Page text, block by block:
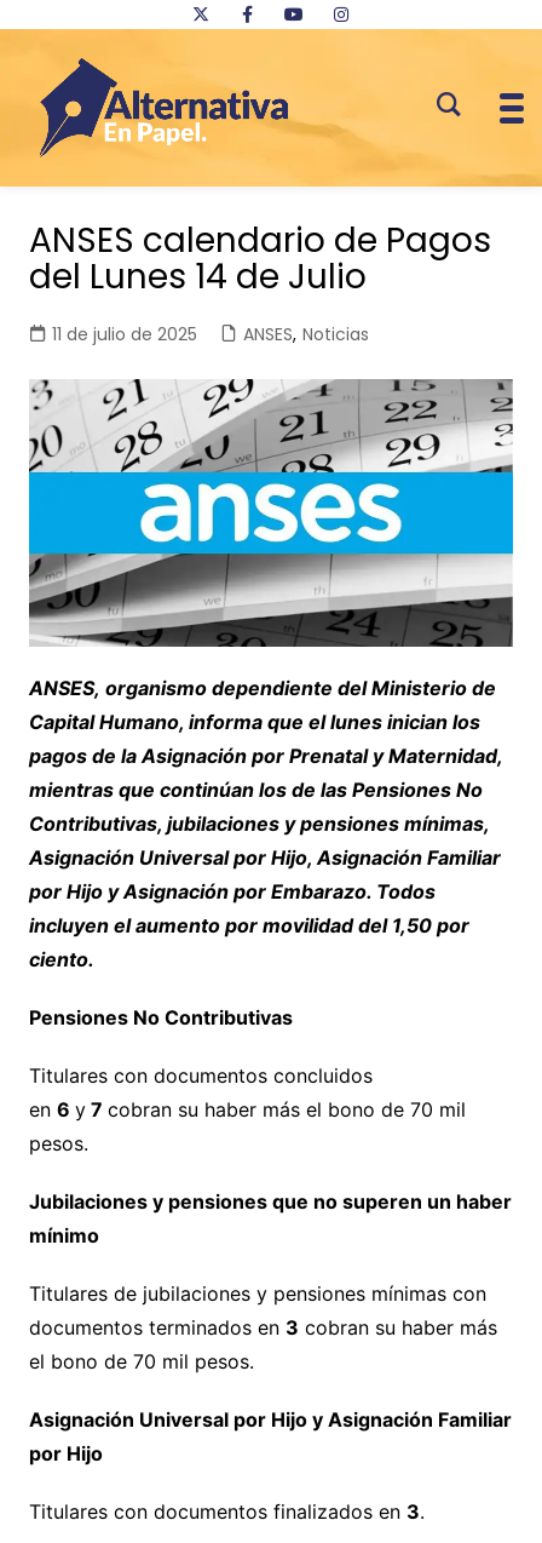
contenido
ANSES calendario de Pagos
del Lunes 14 de Julio
11 de julio de 2025 ANSES, Noticias
ANSES, organismo dependiente del Ministerio de
Capital Humano, informa que el lunes inician los
pagos de la Asignación por Prenatal y Maternidad,
mientras que continúan los de las Pensiones No
Contributivas, jubilaciones y pensiones mínimas,
Asignación Universal por Hijo, Asignación Familiar
por Hijo y Asignación por Embarazo. Todos
incluyen el aumento por movilidad del 1,50 por
ciento.
Pensiones No Contributivas
Titulares con documentos concluidos
en 6 y7 cobran su haber más el bono de 70 mil
pesos.
Jubilaciones y pensiones que no superen un haber
mínimo
Titulares de jubilaciones y pensiones mínimas con
documentos terminados en 3 cobran su haber más
el bono de 70 mil pesos.
Asignación Universal por Hijo y Asignación Familiar
por Hijo
Titulares con documentos finalizados en 3.